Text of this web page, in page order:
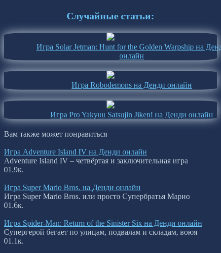
Случайные статьи:
Игра Solar Jetman: Hunt for the Golden Warpship на
онлайн
Игра Robodemons на Денди онлайн
Игра Pro Yakyuu Satsujin Jiken! на Денди онлайн
Вам также может понравиться
Игра Adventure Island IV на Денди онлайн
Adventure Island IV – четвёртая и заключительная игра
01.9к.
Игра Super Mario Bros. на Денди онлайн
Игра Super Mario Bros. или просто Супербратья Марио
01.6к.
Игра Spider-Man: Return of the Sinister Six на Денди онлайн
Супергерой бегает по улицам, подвалам и складам, воюя
01.1к.